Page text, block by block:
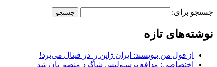
جستجو برای:
نوشته‌های تازه
از قول من بنویسید: ایران ژاپن را در فینال می‌برد!
اختصاصی: مدافع پرسپولیس شاگرد منصوریان شد